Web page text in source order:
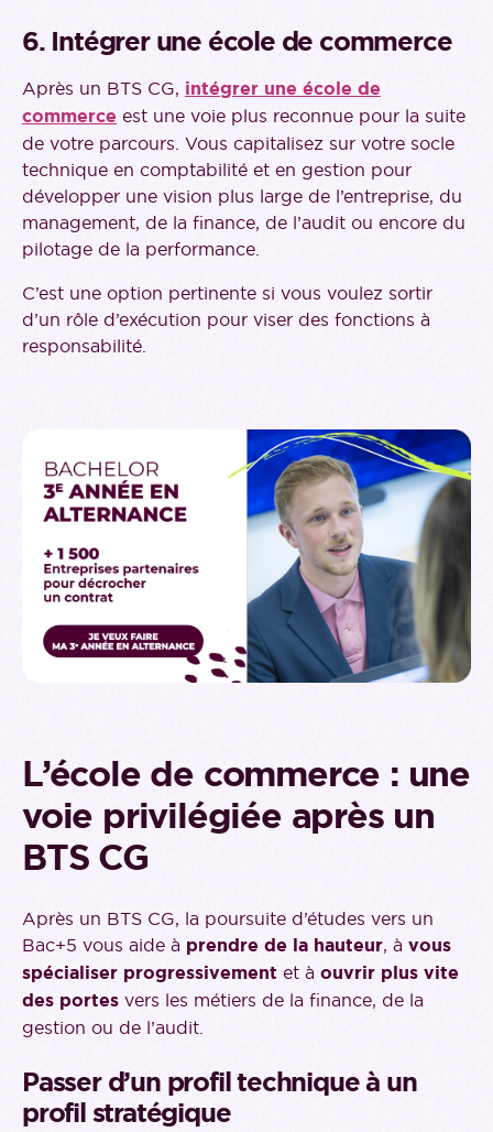
6. Intégrer une école de commerce
Après un BTS CG, intégrer une école de
commerce est une voie plus reconnue pour la suite
de votre parcours. Vous capitalisez sur votre socle
technique en comptabilité et en gestion pour
développer une vision plus large de l’entreprise, du
management, de la finance, de l’audit ou encore du
pilotage de la performance.
C’est une option pertinente si vous voulez sortir
d’un rôle d’exécution pour viser des fonctions à
responsabilité.
L’école de commerce : une
voie privilégiée après un
BTS CG
Après un BTS CG, la poursuite d’études vers un
Bac+5 vous aide à prendre de la hauteur, à vous
spécialiser progressivement et à ouvrir plus vite
des portes vers les métiers de la finance, de la
gestion ou de l’audit.
Passer d’un profil technique à un
profil stratégique